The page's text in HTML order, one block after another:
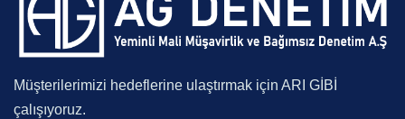
Müşterilerimizi hedeflerine ulaştırmak için ARI GİBİ
çalışıyoruz.